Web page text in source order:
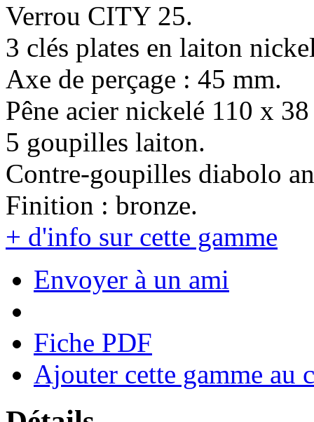
Verrou CITY 25.
3 clés plates en laiton
Axe de perçage : 45 mm.
Pêne acier nickelé 110 x
5 goupilles laiton.
Contre-goupilles diabolo
Finition : bronze.
+ d'info sur cette gamme
Envoyer à un ami
Fiche PDF
Ajouter cette gamme au